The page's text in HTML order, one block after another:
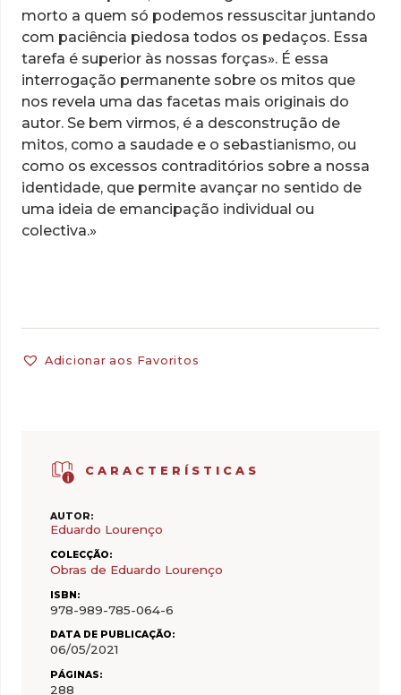
CARACTERÍSTICAS
AUTOR:
Eduardo Lourenço
COLECÇÃO:
Obras de Eduardo Lourenço
ISBN:
978-989-785-064-6
DATA DE PUBLICAÇÃO:
06/05/2021
PÁGINAS:
288
morto a quem só podemos ressuscitar juntando
com paciência piedosa todos os pedaços. Essa
tarefa é superior às nossas forças». É essa
interrogação permanente sobre os mitos que
nos revela uma das facetas mais originais do
autor. Se bem virmos, é a desconstrução de
mitos, como a saudade e o sebastianismo, ou
como os excessos contraditórios sobre a nossa
identidade, que permite avançar no sentido de
uma ideia de emancipação individual ou
colectiva.»
Adicionar aos Favoritos